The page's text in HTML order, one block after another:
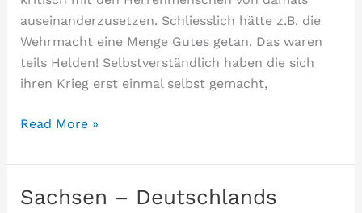
auseinanderzusetzen. Schliesslich hätte z.B. die
Wehrmacht eine Menge Gutes getan. Das waren
teils Helden! Selbstverständlich haben die sich
ihren Krieg erst einmal selbst gemacht,
Herr
meint
Read More »
Sachsen – Deutschlands